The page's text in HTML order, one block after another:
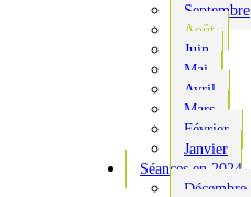
Septembre
Août
Juin
Mai
Avril
Mars
Février
Janvier
Séances en 2024
Décembre